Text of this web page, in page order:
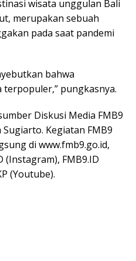
wisata unggulan Bali
merupakan sebuah
pada saat pandemi
bahwa
pungkasnya.
Diskusi Media FMB9
Kegiatan FMB9
di www.fmb9.go.id,
(Instagram), FMB9.ID
(Youtube).